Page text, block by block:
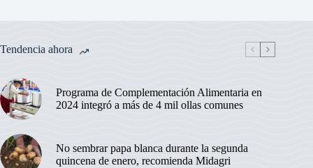
Tendencia ahora
Programa de Complementación Alimentaria en
2024 integró a más de 4 mil ollas comunes
No sembrar papa blanca durante la segunda
quincena de enero, recomienda Midagri